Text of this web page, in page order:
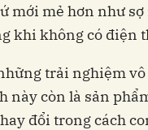
mới mẻ hơn như sợ
khi không có điện
trải nghiệm
này còn là sản
đổi trong cách